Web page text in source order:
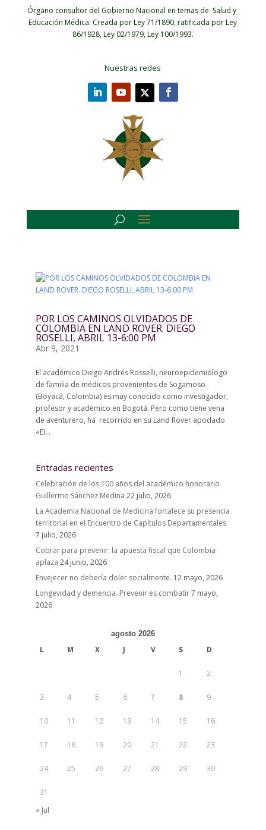
Órgano consultor del Gobierno Nacional en temas de Salud y
Educación Médica. Creada por Ley 71/1890, ratificada por Ley
86/1928, Ley 02/1979, Ley 100/1993.
Nuestras redes
POR LOS CAMINOS OLVIDADOS DE
COLOMBIA EN LAND ROVER. DIEGO
ROSELLI, ABRIL 13-6:00 PM
Abr 9, 2021
El académico Diego Andrés Rosselli, neuroepidemiólogo
de familia de médicos provenientes de Sogamoso
(Boyacá, Colombia) es muy conocido como investigador,
profesor y académico en Bogotá. Pero como tiene vena
de aventurero, ha recorrido en su Land Rover apodado
«El...
Entradas recientes
Celebración de los 100 años del académico honorario
Guillermo Sánchez Medina 22 julio, 2026
La Academia Nacional de Medicina fortalece su presencia
territorial en el Encuentro de Capítulos Departamentales
7 julio, 2026
Cobrar para prevenir: la apuesta fiscal que Colombia
aplaza 24 junio, 2026
Envejecer no debería doler socialmente. 12 mayo, 2026
Longevidad y demencia. Prevenir es combatir7 mayo,
2026
agosto 2026
L M X J V S D
1 2
3 4 5 6 7 8 9
10 11 12 13 14 15 16
17 18 19 20 21 22 23
24 25 26 27 28 29 30
31
« Jul